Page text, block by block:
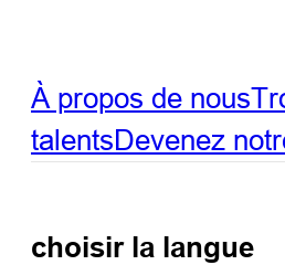
À propos de nous
talentsDevenez
choisir la langue